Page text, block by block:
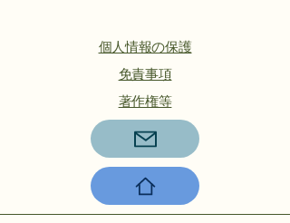
個人情報の保護
​免責事項
著作権等